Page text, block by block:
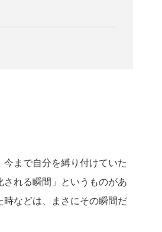
まで自分を縛り付けていた
れる瞬間」というものがあ
などは、まさにその瞬間だ